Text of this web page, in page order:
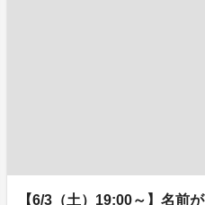
【6/3（土）19:00～】名前